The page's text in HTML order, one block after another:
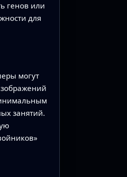
генов или
для
могут
занятий.